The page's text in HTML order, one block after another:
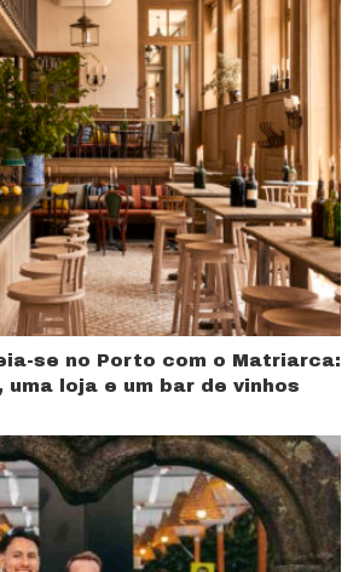
se no Porto com o Matriarca:
loja e um bar de vinhos